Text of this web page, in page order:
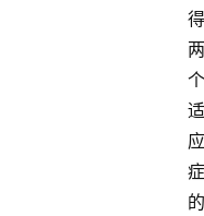
得
两
个
适
应
症
的